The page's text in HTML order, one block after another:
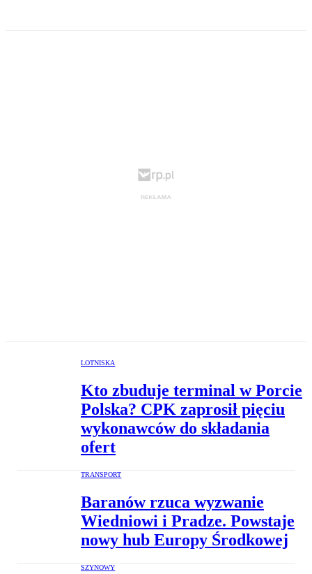
LOTNISKA
Kto zbuduje terminal w Porcie
Polska? CPK zaprosił pięciu
wykonawców do składania
ofert
TRANSPORT
Baranów rzuca wyzwanie
Wiedniowi i Pradze. Powstaje
nowy hub Europy Środkowej
SZYNOWY